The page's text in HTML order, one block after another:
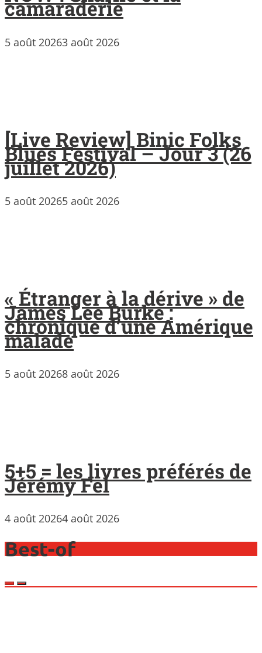
camaraderie
5 août 20263 août 2026
[Live Review] Binic Folks
Blues Festival – Jour 3 (26
juillet 2026)
5 août 20265 août 2026
« Étranger à la dérive » de
James Lee Burke :
chronique d’une Amérique
malade
5 août 20268 août 2026
5+5 = les livres préférés de
Jérémy Fel
4 août 20264 août 2026
Best-of